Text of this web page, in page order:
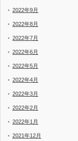
2022年9月
2022年8月
2022年7月
2022年6月
2022年5月
2022年4月
2022年3月
2022年2月
2022年1月
2021年12月